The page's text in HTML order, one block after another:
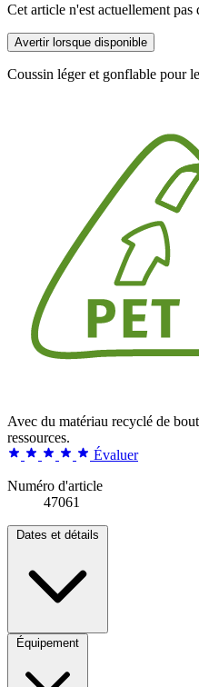
Cet article n'est actuellement
Avertir lorsque disponible
Coussin léger et gonflable pour
Avec du matériau recyclé de
ressources.
Évaluer
Numéro d'article
47061
Dates et détails
Équipement